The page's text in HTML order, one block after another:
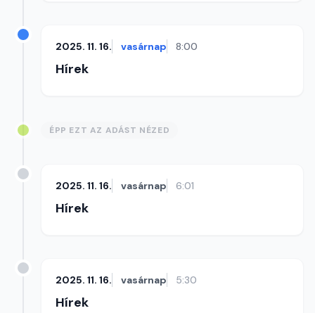
2025. 11. 16. vasárnap 8:00
Hírek
ÉPP EZT AZ ADÁST NÉZED
2025. 11. 16. vasárnap 6:01
Hírek
2025. 11. 16. vasárnap 5:30
Hírek